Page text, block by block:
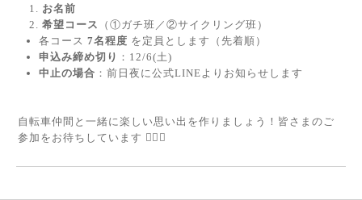
お名前
希望コース
（①ガチ班／②サイクリング班）
各コース 7名程度 を定員とします（先着順）
申込み締め切り ：12/6(土)
中止の場合 ：前日夜に公式LINEよりお知らせします
自転車仲間と一緒に楽しい思い出を作りましょう！皆さまのご
参加をお待ちしています 🚴‍♀️✨